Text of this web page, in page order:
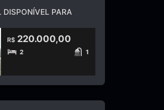
DISPONÍVEL PARA
R$220.000,00
2 1